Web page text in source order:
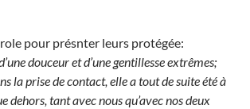
pour présnter leurs protégée:
douceur et d’une gentillesse extrêmes;
la prise de contact, elle a tout de suite été à
dehors, tant avec nous qu’avec nos deux